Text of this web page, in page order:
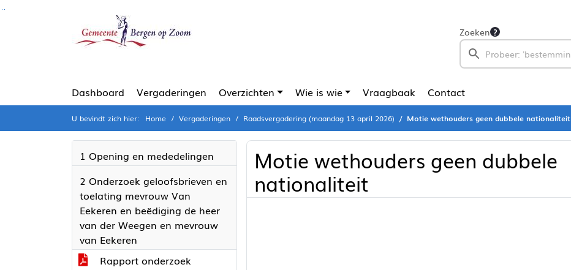
Ga naar de inhoud van deze pagina
Zoeken
Dashboard Vergaderingen Overzichten Wie is wie Vraagbaak Contact
U bevindt zich hier: Home Vergaderingen Raadsvergadering (maandag 13 april 2026) Motie wethouders geen dubbele nationaliteit
1 Opening en mededelingen
2 Onderzoek geloofsbrieven en
toelating mevrouw Van
Eekeren en beëdiging de heer
van der Weegen en mevrouw
van Eekeren
Rapport onderzoek
Motie wethouders geen dubbele
nationaliteit